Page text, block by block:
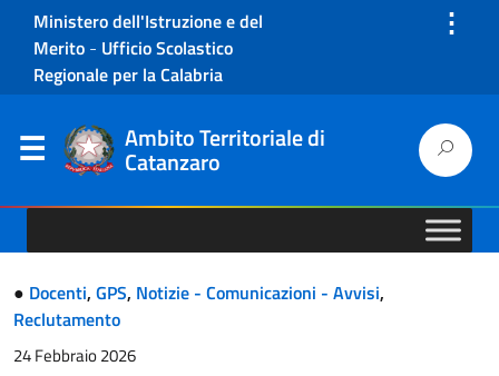
Ministero dell'Istruzione e del
Merito - Ufficio Scolastico
Regionale per la Calabria
⋮
Ambito Territoriale di
Catanzaro
● Docenti, GPS, Notizie - Comunicazioni - Avvisi,
Reclutamento
24 Febbraio 2026